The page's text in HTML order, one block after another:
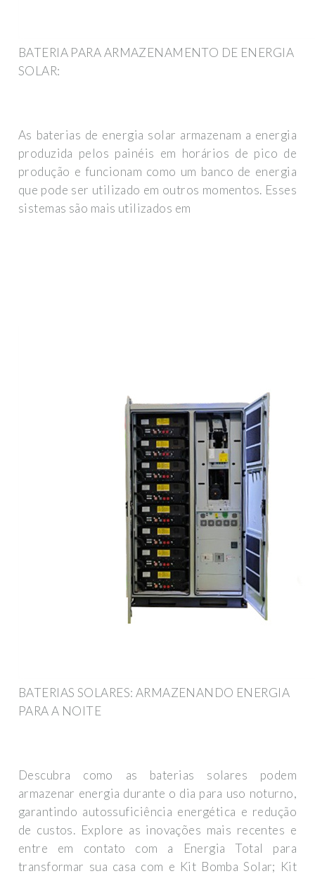
BATERIA PARA ARMAZENAMENTO DE ENERGIA
SOLAR:
As baterias de energia solar armazenam a energia
produzida pelos painéis em horários de pico de
produção e funcionam como um banco de energia
que pode ser utilizado em outros momentos. Esses
sistemas são mais utilizados em
BATERIAS SOLARES: ARMAZENANDO ENERGIA
PARA A NOITE
Descubra como as baterias solares podem
armazenar energia durante o dia para uso noturno,
garantindo autossuficiência energética e redução
de custos. Explore as inovações mais recentes e
entre em contato com a Energia Total para
transformar sua casa com e Kit Bomba Solar; Kit